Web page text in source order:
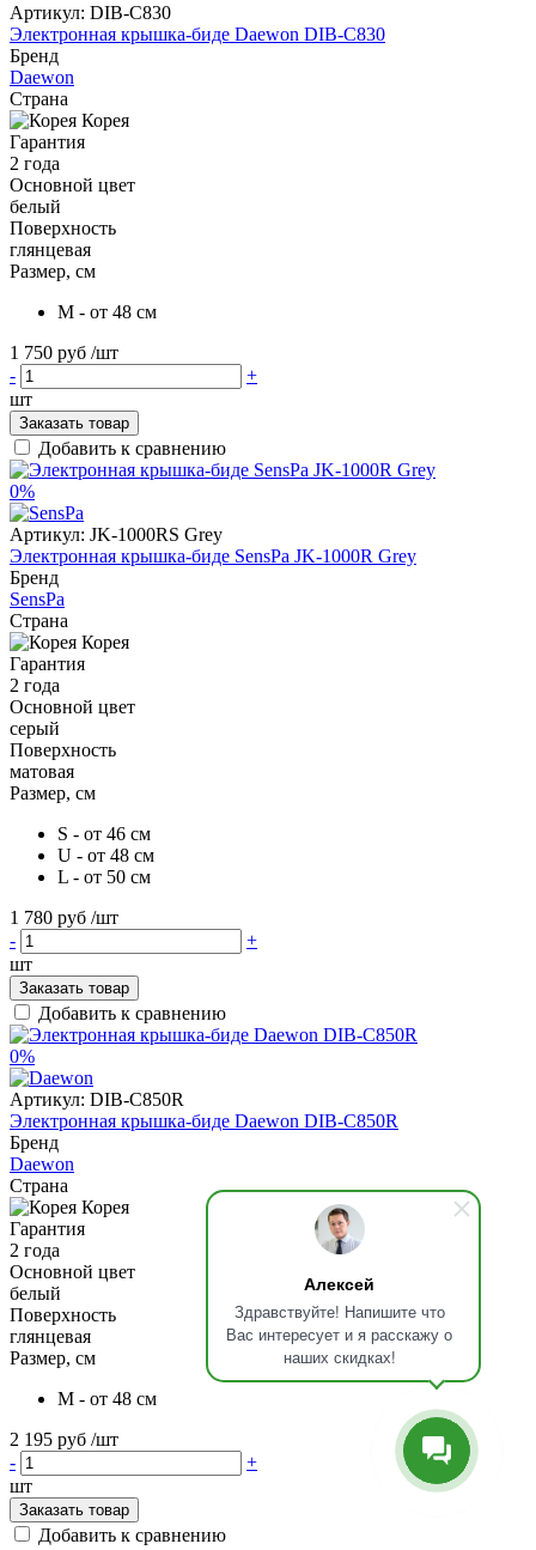
Алексей
Здравствуйте! Напишите что
Вас интересует и я расскажу о
наших скидках!
Артикул: DIB-C830
Электронная крышка-биде Daewon DIB-C830
Бренд
Daewon
Страна
Корея
Гарантия
2 года
Основной цвет
белый
Поверхность
глянцевая
Размер, см
M - от 48 см
1 750 руб /шт
-
+
шт
Заказать товар
Добавить к сравнению
0%
Артикул: JK-1000RS Grey
Электронная крышка-биде SensPa JK-1000R Grey
Бренд
SensPa
Страна
Корея
Гарантия
2 года
Основной цвет
серый
Поверхность
матовая
Размер, см
S - от 46 см
U - от 48 см
L - от 50 см
1 780 руб /шт
-
+
шт
Заказать товар
Добавить к сравнению
0%
Артикул: DIB-C850R
Электронная крышка-биде Daewon DIB-C850R
Бренд
Daewon
Страна
Корея
Гарантия
2 года
Основной цвет
белый
Поверхность
глянцевая
Размер, см
M - от 48 см
2 195 руб /шт
-
+
шт
Заказать товар
Добавить к сравнению